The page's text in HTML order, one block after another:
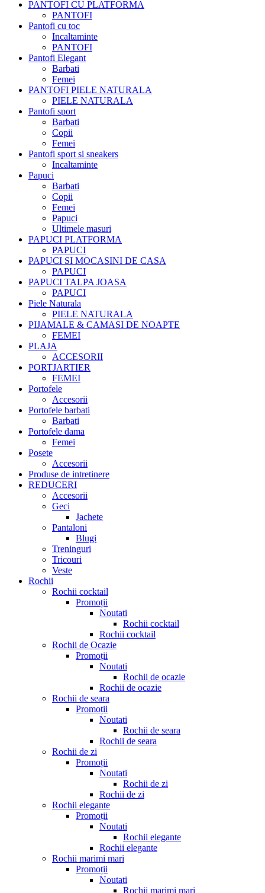
PANTOFI CU PLATFORMA
PANTOFI
Pantofi cu toc
Incaltaminte
PANTOFI
Pantofi Elegant
Barbati
Femei
PANTOFI PIELE NATURALA
PIELE NATURALA
Pantofi sport
Barbati
Copii
Femei
Pantofi sport si sneakers
Incaltaminte
Papuci
Barbati
Copii
Femei
Papuci
Ultimele masuri
PAPUCI PLATFORMA
PAPUCI
PAPUCI SI MOCASINI DE CASA
PAPUCI
PAPUCI TALPA JOASA
PAPUCI
Piele Naturala
PIELE NATURALA
PIJAMALE & CAMASI DE NOAPTE
FEMEI
PLAJA
ACCESORII
PORTJARTIER
FEMEI
Portofele
Accesorii
Portofele barbati
Barbati
Portofele dama
Femei
Posete
Accesorii
Produse de intretinere
REDUCERI
Accesorii
Geci
Jachete
Pantaloni
Blugi
Treninguri
Tricouri
Veste
Rochii
Rochii cocktail
Promoții
Noutati
Rochii cocktail
Rochii cocktail
Rochii de Ocazie
Promoții
Noutati
Rochii de ocazie
Rochii de ocazie
Rochii de seara
Promoții
Noutati
Rochii de seara
Rochii de seara
Rochii de zi
Promoții
Noutati
Rochii de zi
Rochii de zi
Rochii elegante
Promoții
Noutati
Rochii elegante
Rochii elegante
Rochii marimi mari
Promoții
Noutati
Rochii marimi mari